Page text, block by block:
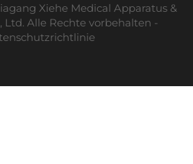
Xiehe Medical Apparatus &
Ltd. Alle Rechte vorbehalten -